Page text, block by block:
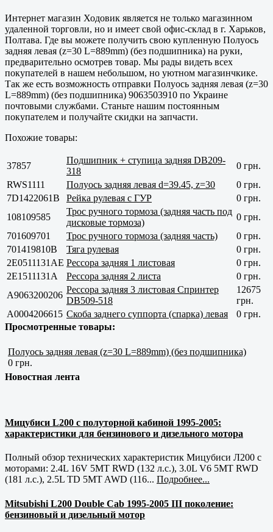
Интернет магазин Ходовик является не только магазинном
удаленной торговли, но и имеет свой офис-склад в г. Харьков,
Полтава. Где вы можете получить свою купленную Полуось
задняя левая (z=30 L=889mm) (без подшипника) на руки,
предварительно осмотрев товар. Мы рады видеть всех
покупателей в нашем небольшом, но уютном магазинчкике.
Так же есть возможность отправки Полуось задняя левая (z=30
L=889mm) (без подшипника) 9063503910 по Украине
почтовыми службами. Станьте нашим постоянным
покупателем и получайте скидки на запчасти.
Похожие товары:
37857
Подшипник + ступица задняя DB209-
318
0 грн.
RWS1111
Полуось задняя левая d=39.45, z=30
0 грн.
7D1422061B
Рейка рулевая с ГУР
0 грн.
108109585
Трос ручного тормоза (задняя часть под
дисковые тормоза)
0 грн.
701609701
Трос ручного тормоза (задняя часть)
0 грн.
701419810B
Тяга рулевая
0 грн.
2E0511131AE Рессора задняя 1 листовая
0 грн.
2E1511131A
Рессора задняя 2 листа
0 грн.
A9063200206
Рессора задняя 3 листовая Спринтер
DB509-518
12675
грн.
A0004206615 Скоба заднего суппорта (спарка) левая
0 грн.
Просмотренные товары:
Полуось задняя левая (z=30 L=889mm) (без подшипника)
0 грн.
Новостная лента
Мицубиси L200 с полуторной кабиной 1995-2005:
характеристики для бензинового и дизельного мотора
Полный обзор технических характеристик Мицубиси Л200 с
моторами: 2.4L 16V 5MT RWD (132 л.с.), 3.0L V6 5MT RWD
(181 л.с.), 2.5L TD 5MT AWD (116... Подробнее...
Mitsubishi L200 Double Cab 1995-2005 III поколение:
бензиновый и дизельный мотор